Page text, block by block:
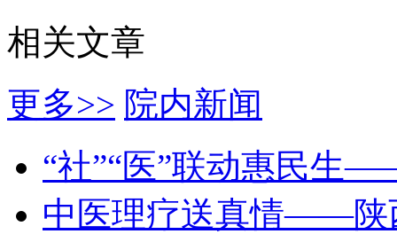
相关文章
更多>> 院内新闻
“社”“医”联动惠民生
中医理疗送真情——陕